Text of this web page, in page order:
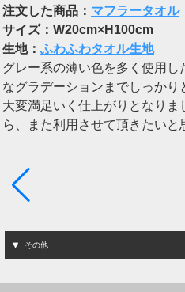
注文した商品： マフラータオル
サイズ：W20cm×H100cm
生地： ふわふわタオル生地
グレー系の薄い色を多く使用
なグラデーションまでしっかり
大変満足いく仕上がりとなりま
ら、また利用させて頂きたいと
その他